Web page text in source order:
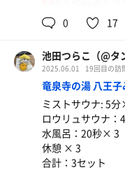
り、下からも熱が
檜の香りも清々し
なぁと思う良施設
ちょっぴり残念な
てところ。
露天と窓のところ
に、足をあげて座
ー！
外気浴
露天風呂スペース
こでの休憩が最高
久々の黒湯との温
0 17
池田つらこ（@タ
2025.06.01 19回目の訪
竜泉寺の湯 八王
ミストサウナ: 5
ロウリュサウナ
水風呂：20秒× 3
休憩 × 3
合計：3セット